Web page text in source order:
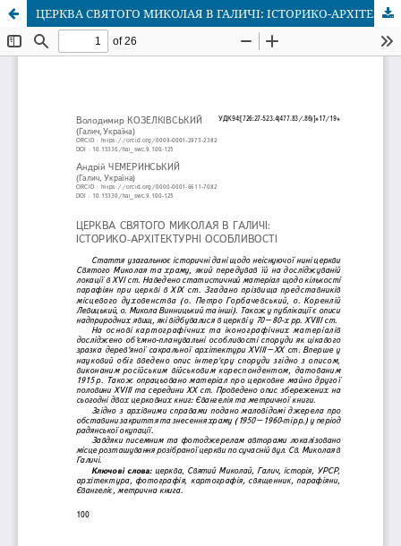
ЦЕРКВА СВЯТОГО МИКОЛАЯ В ГАЛИЧІ: ІСТОРИКО-АРХІТЕКТУРНІ ОСОБЛИВОСТІ